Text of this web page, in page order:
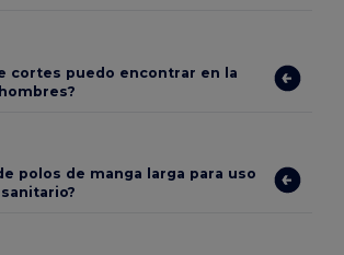
cortes puedo encontrar en la
polos de manga larga para uso